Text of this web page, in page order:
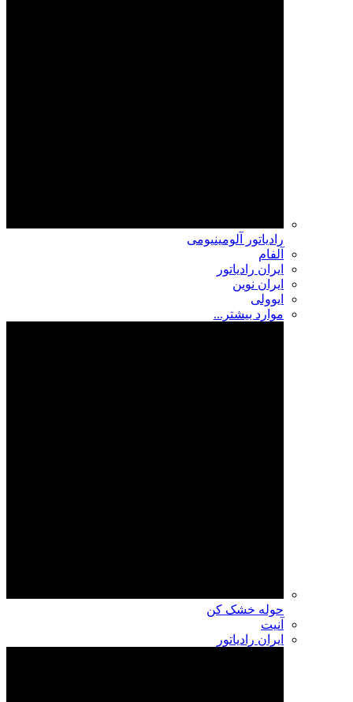
رادیاتور آلومینیومی
آلفام
ایران رادیاتور
ایران نوین
ایوولی
موارد بیشتر...
حوله خشک کن
آنیت
ایران رادیاتور